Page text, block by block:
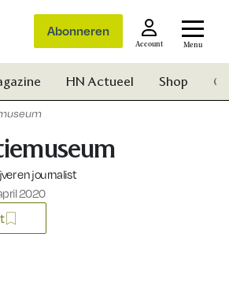
Abonneren
Account Menu
HN Actueel Shop
en journalist
2020